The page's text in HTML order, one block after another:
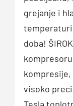
grejanje i
temperaturi
doba!
visoko